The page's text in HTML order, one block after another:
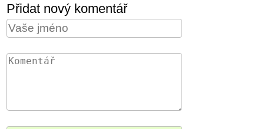
Přidat nový komentář